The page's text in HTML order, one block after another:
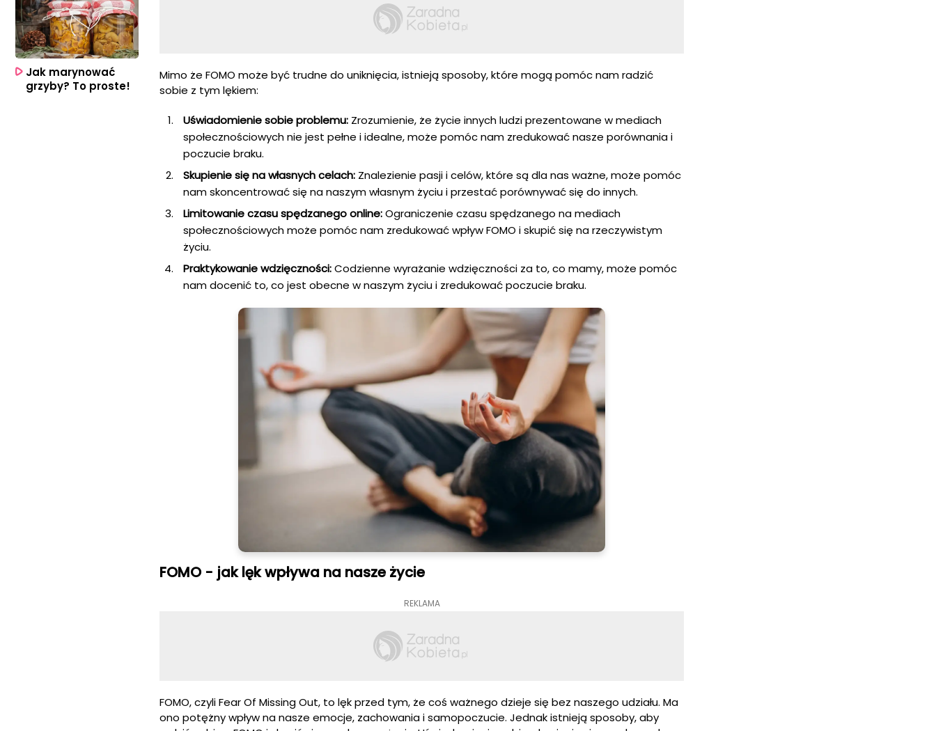
Mimo że FOMO może być trudne do uniknięcia, istnieją sposoby, które mogą pomóc nam radzić
sobie z tym lękiem:
Uświadomienie sobie problemu: Zrozumienie, że życie innych ludzi prezentowane w mediach
społecznościowych nie jest pełne i idealne, może pomóc nam zredukować nasze porównania i
poczucie braku.
Skupienie się na własnych celach: Znalezienie pasji i celów, które są dla nas ważne, może pomóc
nam skoncentrować się na naszym własnym życiu i przestać porównywać się do innych.
Limitowanie czasu spędzanego online:Ograniczenie czasu spędzanego na mediach
społecznościowych może pomóc nam zredukować wpływ FOMO i skupić się na rzeczywistym
życiu.
Praktykowanie wdzięczności:Codzienne wyrażanie wdzięczności za to, co mamy, może pomóc
nam docenić to, co jest obecne w naszym życiu i zredukować poczucie braku.
FOMO - jak lęk wpływa na nasze życie
REKLAMA
FOMO, czyli Fear Of Missing Out, to lęk przed tym, że coś ważnego dzieje się bez naszego udziału. Ma
ono potężny wpływ na nasze emocje, zachowania i samopoczucie. Jednak istnieją sposoby, aby
Jak marynować
grzyby? To proste!